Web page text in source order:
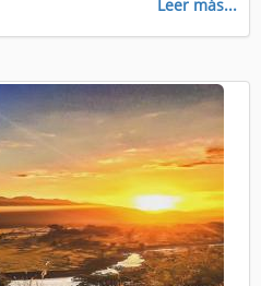
Leer más...